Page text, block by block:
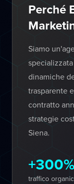
Perché
Siamo
dinamiche
trasparente
contratto
strategie
Siena.
+300%
traffico